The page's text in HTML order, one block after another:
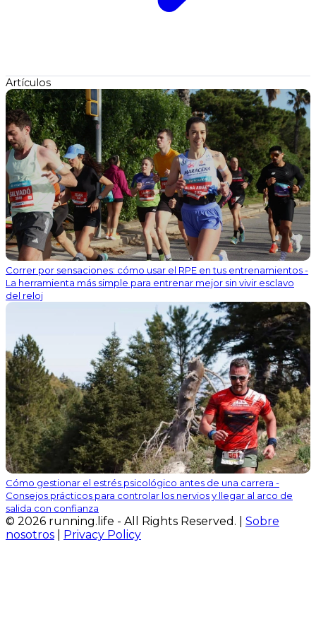
Artículos
Correr por sensaciones: cómo usar el RPE en tus entrenamientos -
La herramienta más simple para entrenar mejor sin vivir esclavo
del reloj
Cómo gestionar el estrés psicológico antes de una carrera -
Consejos prácticos para controlar los nervios y llegar al arco de
salida con confianza
© 2026 running.life - All Rights Reserved. | Sobre
nosotros
Privacy Policy